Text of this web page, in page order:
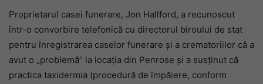
Proprietarul casei funerare, Jon Hallford, a recunoscut
într-o convorbire telefonică cu directorul biroului de stat
pentru înregistrarea caselor funerare și a crematoriilor că a
avut o „problemă” la locația din Penrose și a susținut că
practica taxidermia (procedură de împăiere, conform